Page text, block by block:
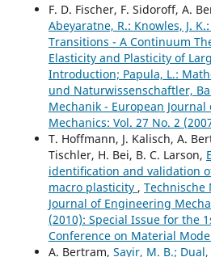
F. D. Fischer, F. Sidoroff, A.
Abeyaratne, R.: Knowles, J.
Transitions - A Continuum
Elasticity and Plasticity of
Introduction; Papula, L.:
und Naturwissenschaftler,
Mechanik - European
Mechanics: Vol. 27 No. 2
T. Hoffmann, J. Kalisch, A.
Tischler, H. Bei, B. C. Larson,
identiﬁcation and validation
macro plasticity , Technische
Journal of Engineering
(2010): Special Issue for the
Conference on Material
A. Bertram, Sayir, M. B.;